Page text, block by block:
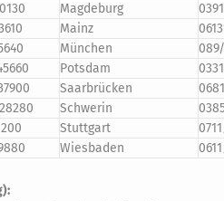
Magdeburg
Mainz
München
Potsdam
Saarbrücken
Schwerin
Stuttgart
Wiesbaden